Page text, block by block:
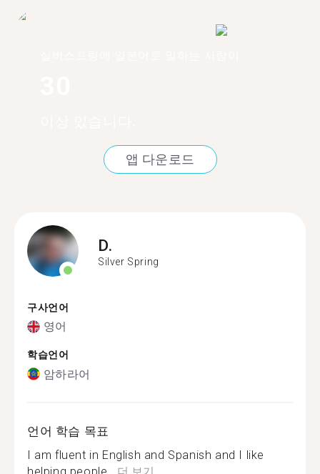
앱 다운로드
D.
Silver Spring
구사언어
영어
학습언어
암하라어
언어 학습 목표
I am fluent in English and Spanish and I like
helping people... 더 보기